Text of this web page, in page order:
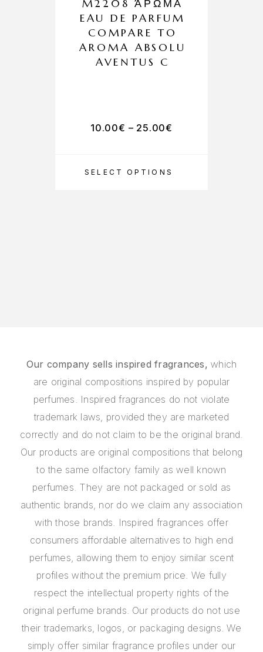
SELECT OPTIONS
M2208 ΆΡΩΜΑ
EAU DE PARFUM
COMPARE TO
AROMA ABSOLU
AVENTUS C
10.00€ – 25.00€
Our company sells inspired fragrances, which
are original compositions inspired by popular
perfumes. Inspired fragrances do not violate
trademark laws, provided they are marketed
correctly and do not claim to be the original brand.
Our products are original compositions that belong
to the same olfactory family as well known
perfumes. They are not packaged or sold as
authentic brands, nor do we claim any association
with those brands. Inspired fragrances offer
consumers affordable alternatives to high end
perfumes, allowing them to enjoy similar scent
profiles without the premium price. We fully
respect the intellectual property rights of the
original perfume brands. Our products do not use
their trademarks, logos, or packaging designs. We
simply offer similar fragrance profiles under our